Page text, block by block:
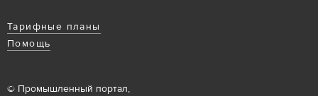
Тарифные планы
Помощь
© Промышленный портал,